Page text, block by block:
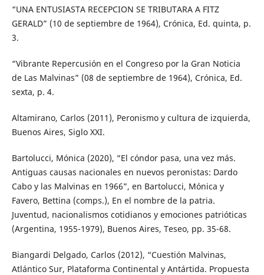
“UNA ENTUSIASTA RECEPCION SE TRIBUTARA A FITZ
GERALD” (10 de septiembre de 1964), Crónica, Ed. quinta, p.
3.
“Vibrante Repercusión en el Congreso por la Gran Noticia
de Las Malvinas” (08 de septiembre de 1964), Crónica, Ed.
sexta, p. 4.
Altamirano, Carlos (2011), Peronismo y cultura de izquierda,
Buenos Aires, Siglo XXI.
Bartolucci, Mónica (2020), “El cóndor pasa, una vez más.
Antiguas causas nacionales en nuevos peronistas: Dardo
Cabo y las Malvinas en 1966”, en Bartolucci, Mónica y
Favero, Bettina (comps.), En el nombre de la patria.
Juventud, nacionalismos cotidianos y emociones patrióticas
(Argentina, 1955-1979), Buenos Aires, Teseo, pp. 35-68.
Biangardi Delgado, Carlos (2012), “Cuestión Malvinas,
Atlántico Sur, Plataforma Continental y Antártida. Propuesta